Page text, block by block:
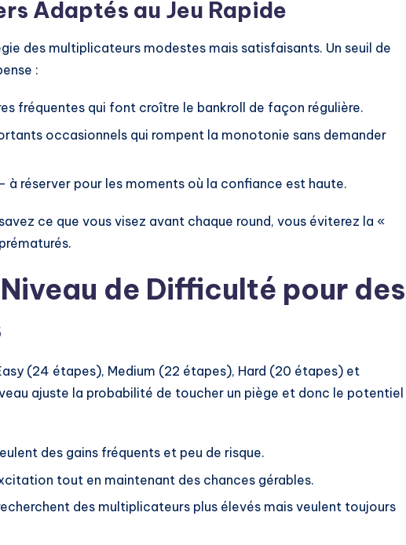
Adaptés au Jeu Rapide
des multiplicateurs modestes mais satisfaisants. Un seuil de
:
fréquentes qui font croître le bankroll de façon régulière.
occasionnels qui rompent la monotonie sans demander
à réserver pour les moments où la confiance est haute.
ce que vous visez avant chaque round, vous éviterez la «
de Difficulté pour des
(24 étapes), Medium (22 étapes), Hard (20 étapes) et
ajuste la probabilité de toucher un piège et donc le potentiel
des gains fréquents et peu de risque.
tout en maintenant des chances gérables.
des multiplicateurs plus élevés mais veulent toujours